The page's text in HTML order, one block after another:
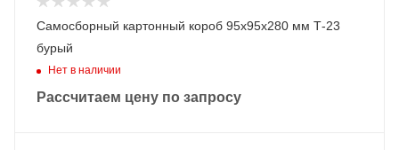
Самосборный картонный короб 95х95х280 мм Т-23
бурый
Нет в наличии
Рассчитаем цену по запросу